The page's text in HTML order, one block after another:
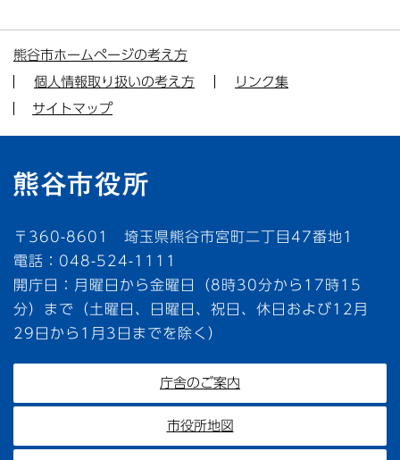
熊谷市ホームページの考え方
個人情報取り扱いの考え方
リンク集
サイトマップ
〒360-8601 埼玉県熊谷市宮町二丁目47番地1
電話：048-524-1111
開庁日：月曜日から金曜日（8時30分から17時15
分）まで（土曜日、日曜日、祝日、休日および12月
29日から1月3日までを除く）
庁舎のご案内
市役所地図